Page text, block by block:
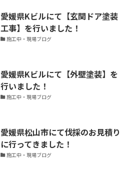
愛媛県Kビルにて【玄関ドア塗装
工事】を行いました！
施工中・現場ブログ
愛媛県Kビルにて【外壁塗装】を
行いました！
施工中・現場ブログ
愛媛県松山市にて伐採のお見積り
に行ってきました！
施工中・現場ブログ